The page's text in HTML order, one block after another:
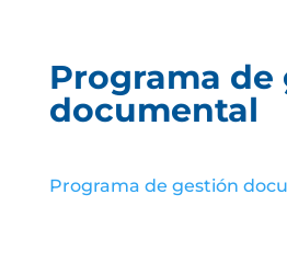
Programa de
documental
Programa de gestión